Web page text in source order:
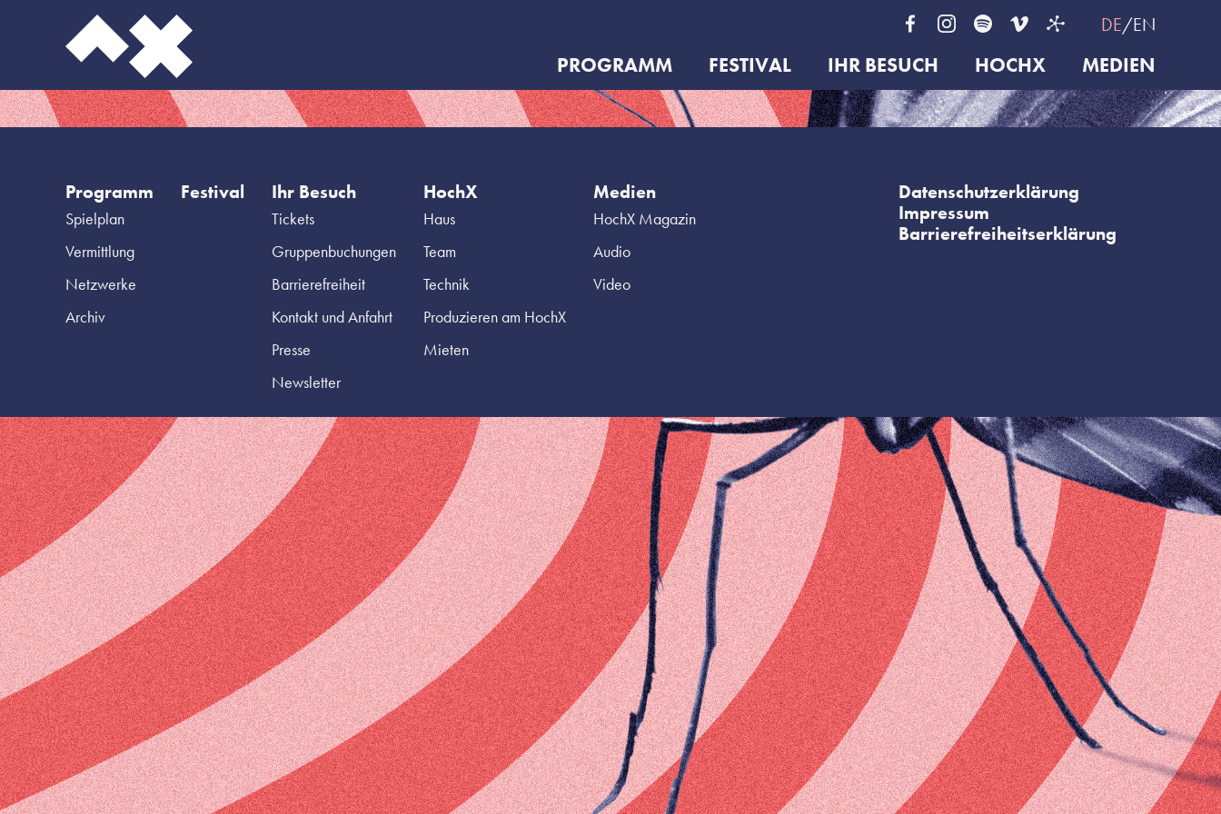
DE EN
PROGRAMM FESTIVAL IHR BESUCH HOCHX MEDIEN
Programm
Spielplan
Vermittlung
Netzwerke
Archiv
Festival Ihr Besuch
Tickets
Gruppenbuchungen
Barrierefreiheit
Kontakt und Anfahrt
Presse
Newsletter
HochX
Haus
Team
Technik
Produzieren am HochX
Mieten
Medien
HochX Magazin
Audio
Video
Datenschutzerklärung
Impressum
Barrierefreiheitserklärung